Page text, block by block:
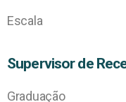
Escala
Supervisor de
Graduação